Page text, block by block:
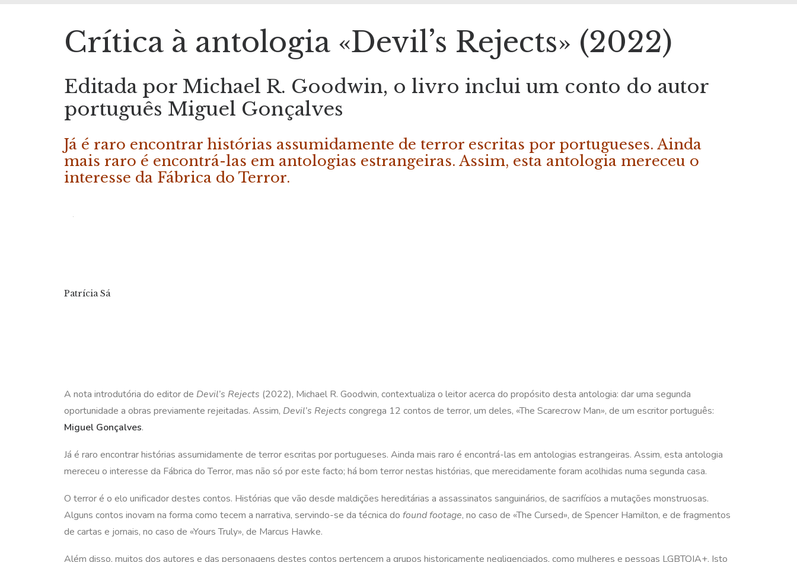
Crítica à antologia «Devil’s Rejects» (2022)
Editada por Michael R. Goodwin, o livro inclui um conto do autor
português Miguel Gonçalves
Já é raro encontrar histórias assumidamente de terror escritas por portugueses. Ainda
mais raro é encontrá-las em antologias estrangeiras. Assim, esta antologia mereceu o
interesse da Fábrica do Terror.
Patrícia Sá
A nota introdutória do editor de Devil’s Rejects (2022), Michael R. Goodwin, contextualiza o leitor acerca do propósito desta antologia: dar uma segunda
oportunidade a obras previamente rejeitadas. Assim, Devil’s Rejects congrega 12 contos de terror, um deles, «The Scarecrow Man», de um escritor português:
Miguel Gonçalves.
Já é raro encontrar histórias assumidamente de terror escritas por portugueses. Ainda mais raro é encontrá-las em antologias estrangeiras. Assim, esta antologia
mereceu o interesse da Fábrica do Terror, mas não só por este facto; há bom terror nestas histórias, que merecidamente foram acolhidas numa segunda casa.
O terror é o elo unificador destes contos. Histórias que vão desde maldições hereditárias a assassinatos sanguinários, de sacrifícios a mutações monstruosas.
Alguns contos inovam na forma como tecem a narrativa, servindo-se da técnica do found footage, no caso de «The Cursed», de Spencer Hamilton, e de fragmentos
de cartas e jornais, no caso de «Yours Truly», de Marcus Hawke.
Além disso, muitos dos autores e das personagens destes contos pertencem a grupos historicamente negligenciados, como mulheres e pessoas LGBTQIA+. Isto